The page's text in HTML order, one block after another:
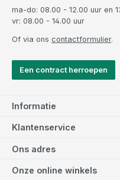
ma-do: 08.00 - 12.00 uur en
vr: 08.00 - 14.00 uur
Of via ons contactformulier.
Een contract herroepen
Informatie
Klantenservice
Ons adres
Onze online winkels